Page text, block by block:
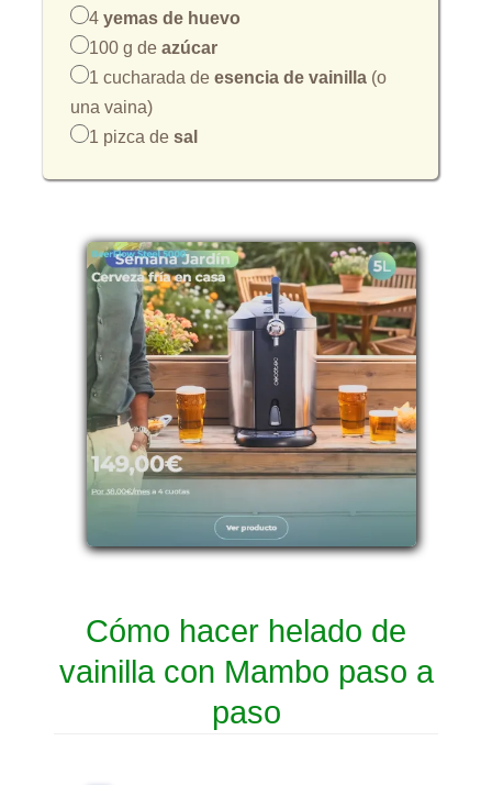
4 yemas de huevo
100 g de azúcar
1 cucharada de esencia de vainilla (o
una vaina)
1 pizca de sal
Cómo hacer helado de
vainilla con Mambo paso a
paso